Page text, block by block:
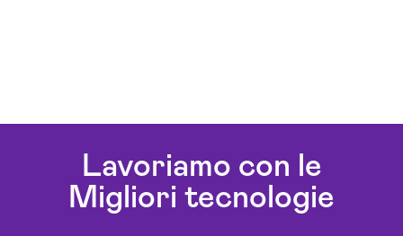
Lavoriamo con le
Migliori tecnologie